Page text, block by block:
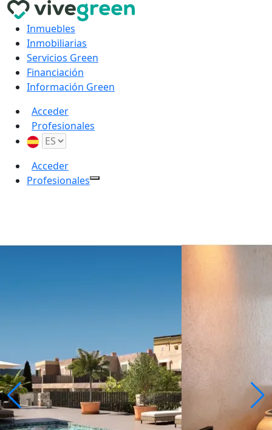
Inmuebles
Inmobiliarias
Servicios Green
Financiación
Información Green
Acceder
Profesionales
Acceder
Profesionales